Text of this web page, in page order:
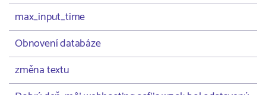
max_input_time
Obnovení databáze
změna textu